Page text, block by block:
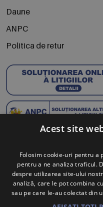
Daune
ANPC
Politica de retur
Abonează-te la
Te anunțăm când avem
tale preferate.
Acest site
Folosim cookie-uri pentru a
pentru a ne analiza traficul.
despre utilizarea site-ului
analiză, care le pot combina
sau pe care le-au colectat din